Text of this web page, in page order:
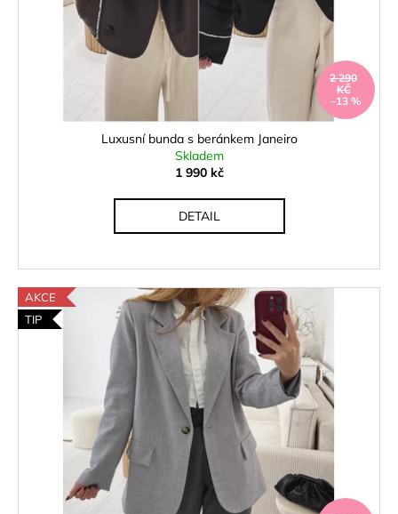
2 290
KČ
–13 %
Luxusní bunda s beránkem Janeiro
Skladem
1 990 kč
DETAIL
AKCE
TIP